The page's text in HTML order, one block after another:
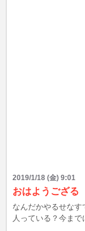
2019/1/18 (金) 9:01
おはようござる
なんだかやるせなすです♥ みんなの周りにはペースメ
人っている？今ま